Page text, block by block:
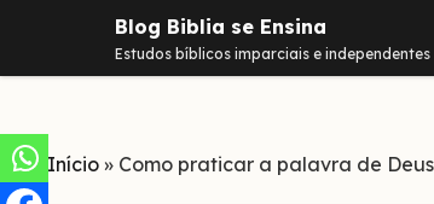
Blog Biblia se Ensina
Estudos bíblicos imparciais e independentes
Início » Como praticar a palavra de